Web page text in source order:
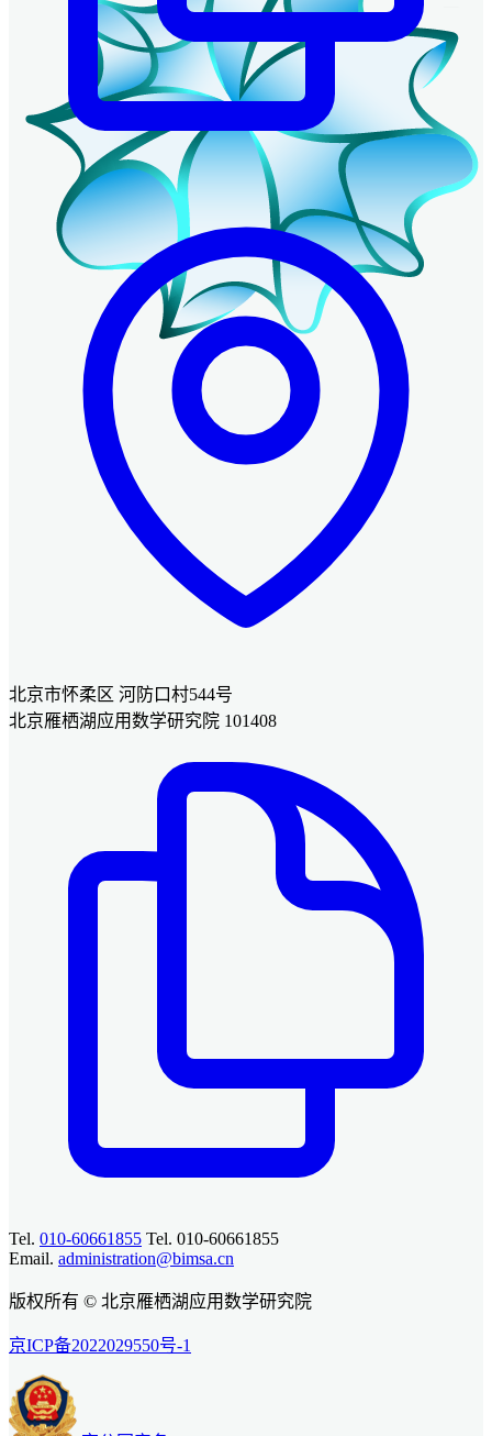
北京市怀柔区 河防口村544号
北京雁栖湖应用数学研究院 101408
Tel. 010-60661855 Tel. 010-60661855
Email. administration@bimsa.cn
版权所有 © 北京雁栖湖应用数学研究院
京ICP备2022029550号-1